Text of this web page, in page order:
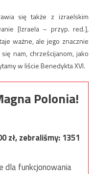
się także z izraelskim
[Izraela – przyp. red.],
ważne, ale jego znacznie
nam, chrześcijanom, jako
w liście Benedykta XVI.
Polonia!
zł, zebraliśmy:1351
dla funkcjonowania